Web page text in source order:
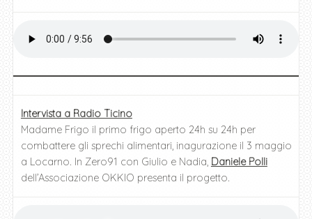
Intervista a Radio Ticino
Madame Frigo il primo frigo aperto 24h su 24h per
combattere gli sprechi alimentari, inagurazione il 3 maggio
a Locarno. In Zero91 con Giulio e Nadia, Daniele Polli
dell’Associazione OKKIO presenta il progetto.